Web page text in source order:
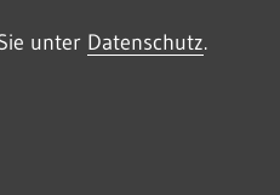
unter Datenschutz.